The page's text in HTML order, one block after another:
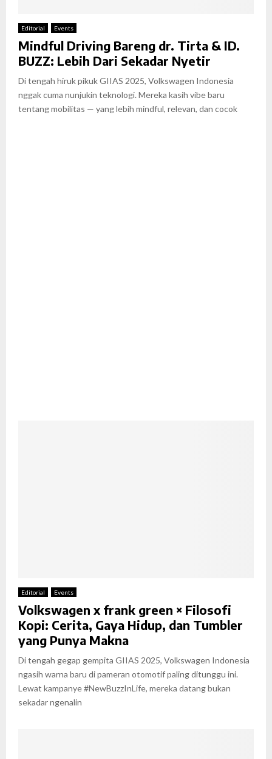
Editorial Events
Mindful Driving Bareng dr. Tirta & ID.
BUZZ: Lebih Dari Sekadar Nyetir
Di tengah hiruk pikuk GIIAS 2025, Volkswagen Indonesia
nggak cuma nunjukin teknologi. Mereka kasih vibe baru
tentang mobilitas — yang lebih mindful, relevan, dan cocok
Editorial Events
Volkswagen x frank green × Filosofi
Kopi: Cerita, Gaya Hidup, dan Tumbler
yang Punya Makna
Di tengah gegap gempita GIIAS 2025, Volkswagen Indonesia
ngasih warna baru di pameran otomotif paling ditunggu ini.
Lewat kampanye #NewBuzzInLife, mereka datang bukan
sekadar ngenalin